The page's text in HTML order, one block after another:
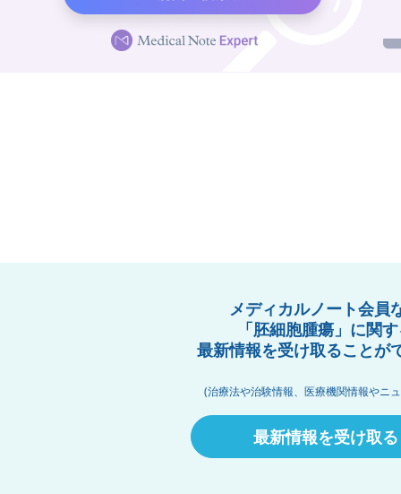
メディカルノート会員
「胚細胞腫瘍」に関
最新情報を受け取ることが
(治療法や治験情報、医療機関情報やニ
最新情報を受け取る